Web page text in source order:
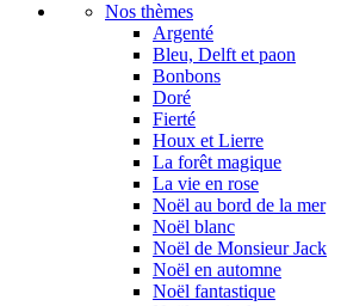
Nos thèmes
Argenté
Bleu, Delft et paon
Bonbons
Doré
Fierté
Houx et Lierre
La forêt magique
La vie en rose
Noël au bord de la mer
Noël blanc
Noël de Monsieur Jack
Noël en automne
Noël fantastique